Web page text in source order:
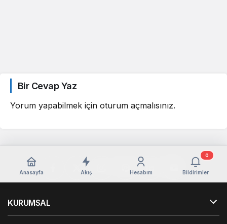
Bir Cevap Yaz
Yorum yapabilmek için oturum açmalısınız.
Anasayfa Akış Hesabım Bildirimler
0
KURUMSAL